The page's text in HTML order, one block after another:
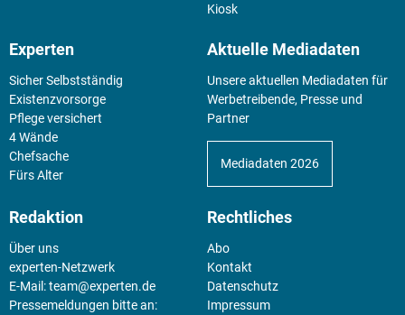
Kiosk
Experten
Sicher Selbstständig
Existenz­vorsorge
Pflege versichert
4 Wände
Chefsache
Fürs Alter
Aktuelle Mediadaten
Unsere aktuellen Mediadaten für
Werbetreibende, Presse und
Partner
Mediadaten 2026
Redaktion
Über uns
experten-Netzwerk
E-Mail:team@experten.de
Pressemeldungen bitte an:
Rechtliches
Abo
Kontakt
Datenschutz
Impressum